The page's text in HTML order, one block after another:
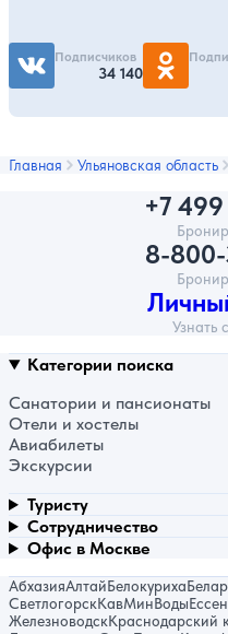
Подписчиков
34 140
Главная Ульяновская область
+7
8-
Узнать
Категории поиска
Санатории и пансионаты
Отели и хостелы
Авиабилеты
Экскурсии
Туристу
Сотрудничество
Офис в Москве
АбхазияАлтайБелокуриха
СветлогорскКавМинВоды
ЖелезноводскКраснодарский